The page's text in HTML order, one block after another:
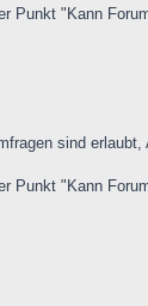
Punkt "Kann
sind
Punkt "Kann